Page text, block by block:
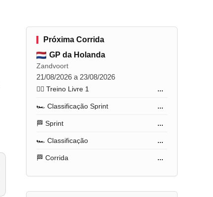
Próxima Corrida
GP da Holanda
Zandvoort
21/08/2026 a 23/08/2026
🏋️‍♂️ Treino Livre 1 ...
🏎️ Classificação Sprint ...
🏁 Sprint ...
🏎️ Classificação ...
🏁 Corrida ...